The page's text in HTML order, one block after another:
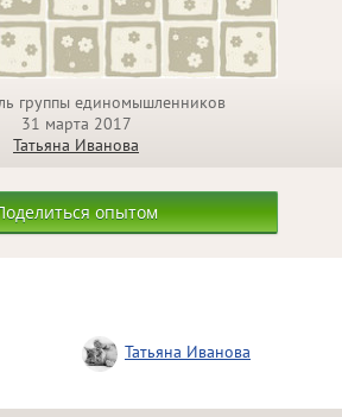
группы единомышленников
31 марта 2017
Татьяна Иванова
опытом
Татьяна Иванова